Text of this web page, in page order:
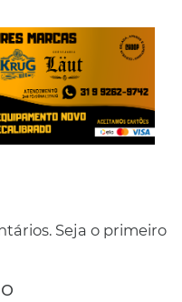
Seja o primeiro